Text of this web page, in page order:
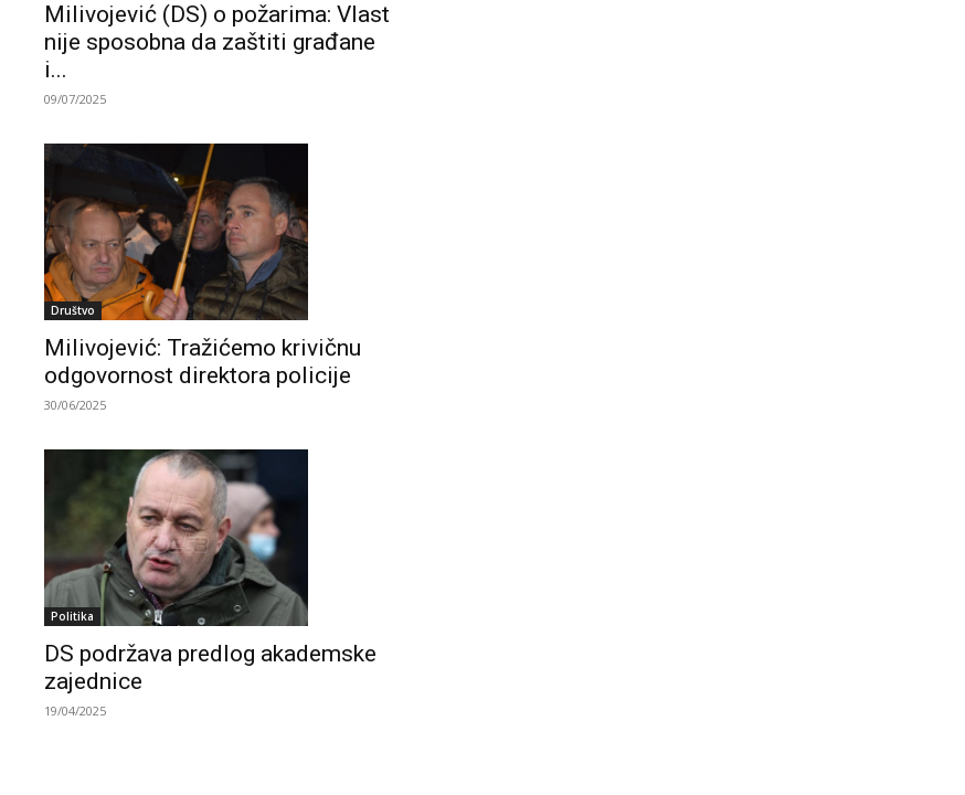
Milivojević (DS) o požarima: Vlast
nije sposobna da zaštiti građane
i...
09/07/2025
Društvo
Milivojević: Tražićemo krivičnu
odgovornost direktora policije
30/06/2025
Politika
DS podržava predlog akademske
zajednice
19/04/2025